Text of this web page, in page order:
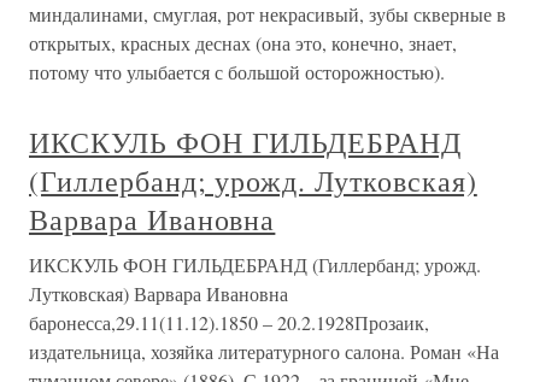
миндалинами, смуглая, рот некрасивый, зубы скверные в
открытых, красных деснах (она это, конечно, знает,
потому что улыбается с большой осторожностью).
ИКСКУЛЬ ФОН ГИЛЬДЕБРАНД
(Гиллербанд; урожд. Лутковская)
Варвара Ивановна
ИКСКУЛЬ ФОН ГИЛЬДЕБРАНД (Гиллербанд; урожд.
Лутковская) Варвара Ивановна
баронесса,29.11(11.12).1850 – 20.2.1928Прозаик,
издательница, хозяйка литературного салона. Роман «На